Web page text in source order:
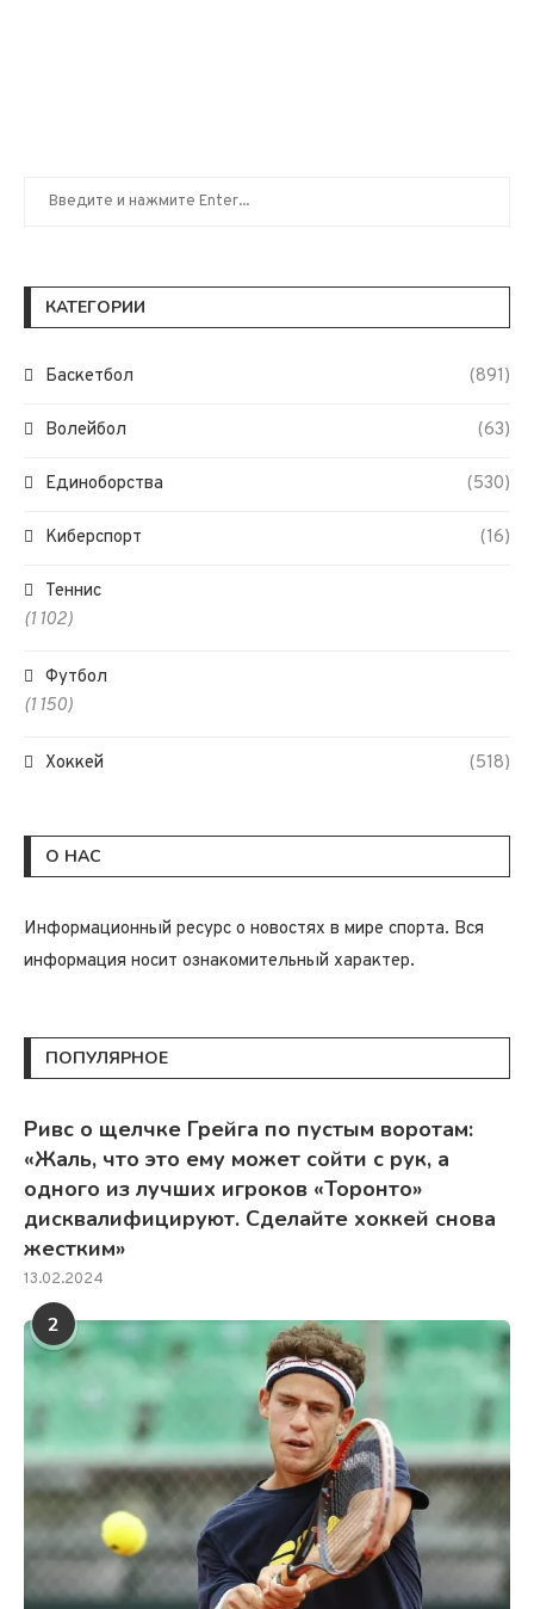
КАТЕГОРИИ
Баскетбол (891)
Волейбол (63)
Единоборства (530)
Киберспорт (16)
Теннис
(1 102)
Футбол
(1 150)
Хоккей (518)
О НАС
Информационный ресурс о новостях в мире спорта. Вся
информация носит ознакомительный характер.
ПОПУЛЯРНОЕ
Ривс о щелчке Грейга по пустым воротам:
«Жаль, что это ему может сойти с рук, а
одного из лучших игроков «Торонто»
дисквалифицируют. Сделайте хоккей снова
жестким»
13.02.2024
2